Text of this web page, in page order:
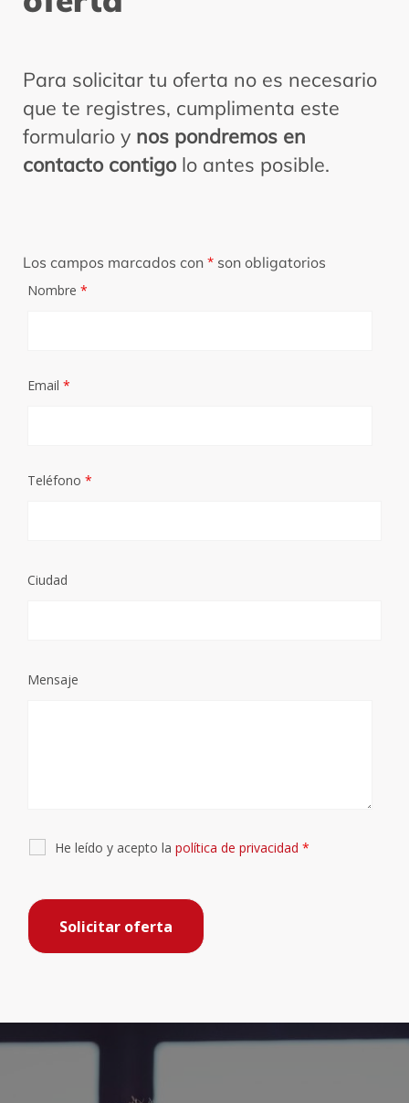
Para solicitar tu oferta no es necesario
que te registres, cumplimenta este
formulario y nos pondremos en
contacto contigolo antes posible.
Los campos marcados con * son obligatorios
Nombre *
Email *
Teléfono *
Ciudad
Mensaje
He leído y acepto la política de privacidad *